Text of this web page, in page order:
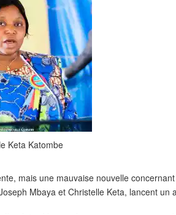
Keta Katombe
mais une mauvaise nouvelle
Mbaya et Christelle Keta, lancent un